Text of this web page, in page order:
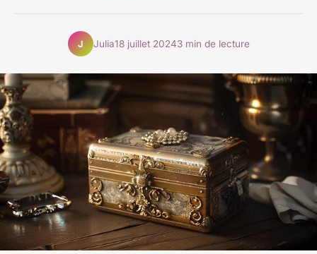
J Julia18 juillet 20243 min de lecture